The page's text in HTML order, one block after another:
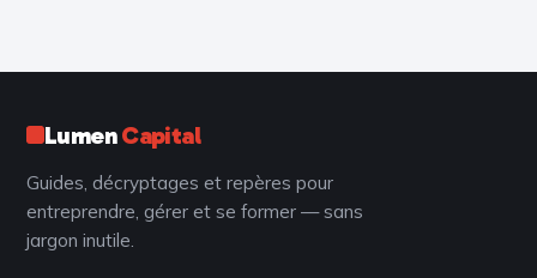
productivité
mondiale
LumenCapital
Guides, décryptages et repères pour
entreprendre, gérer et se former — sans
jargon inutile.